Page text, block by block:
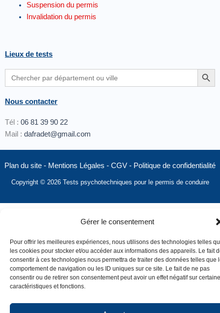
Gérer le consentement
Pour offrir les meilleures expériences, nous utilisons des technologies telles
les cookies pour stocker et/ou accéder aux informations des appareils. Le fait
consentir à ces technologies nous permettra de traiter des données telles que
comportement de navigation ou les ID uniques sur ce site. Le fait de ne pas
consentir ou de retirer son consentement peut avoir un effet négatif sur
caractéristiques et fonctions.
Suspension du permis
Invalidation du permis
Lieux de tests
Search
for:
Search Button
Nous contacter
Tél : 06 81 39 90 22
Mail : dafradet@gmail.com
Plan du site - Mentions Légales - CGV - Politique de confidentialité
Copyright © 2026 Tests psychotechniques pour le permis de conduire